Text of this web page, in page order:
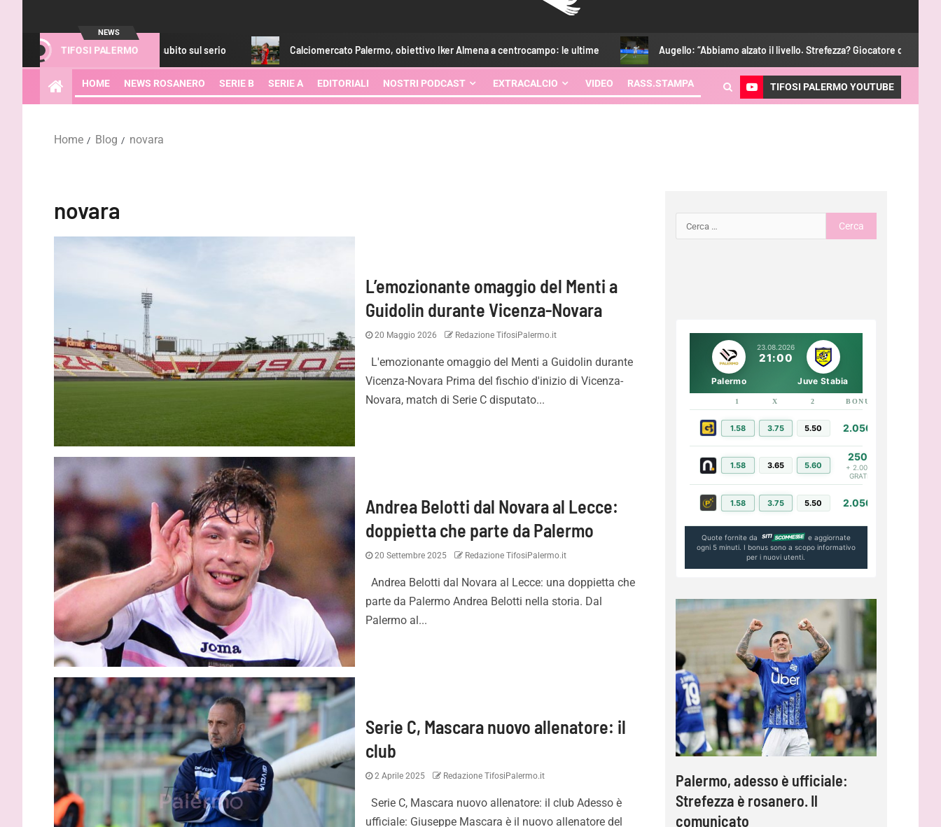
NEWS
TIFOSI PALERMO
– Il Palermo fa subito sul serio Calciomercato Palermo, obiettivo Iker Almena a centrocampo: le ultime Augello: “Abbiamo alzato il livello. Strefezza? Giocatore di categoria”
HOME NEWS ROSANERO SERIE B SERIE A EDITORIALI NOSTRI PODCAST EXTRACALCIO VIDEO RASS.STAMPA TIFOSI PALERMO YOUTUBE
Home Blog novara
novara
L’emozionante omaggio del Menti a
Guidolin durante Vicenza-Novara
20 Maggio 2026 Redazione TifosiPalermo.it
L'emozionante omaggio del Menti a Guidolin durante
Vicenza-Novara Prima del fischio d'inizio di Vicenza-
Novara, match di Serie C disputato...
Andrea Belotti dal Novara al Lecce:
doppietta che parte da Palermo
20 Settembre 2025 Redazione TifosiPalermo.it
Andrea Belotti dal Novara al Lecce: una doppietta che
parte da Palermo Andrea Belotti nella storia. Dal
Palermo al...
Serie C, Mascara nuovo allenatore: il
club
2 Aprile 2025 Redazione TifosiPalermo.it
Serie C, Mascara nuovo allenatore: il club Adesso è
ufficiale: Giuseppe Mascara è il nuovo allenatore del
23.08.2026
21:00
Palermo Juve Stabia
1 X 2 BONUS
1.58 3.75 5.50 2.050€
1.58 3.65 5.60
250€
+ 2.000€
GRATIS
1.58 3.75 5.50 2.050€
Quote fornite da
e aggiornate
ogni 5 minuti. I bonus sono a scopo informativo
per i nuovi utenti.
Inzaghi: “Essere qui con le
migliori squadre d’Italia fa
capire la portata di Palermo”
Gardini: “Pronti per essere
protagonisti. Con i tifosi nulla è
impossibile”
Palermo, adesso è ufficiale:
Strefezza è rosanero. Il
comunicato